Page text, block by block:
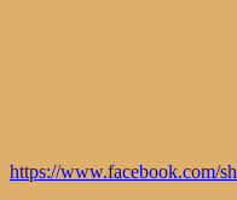
https://www.facebook.com/